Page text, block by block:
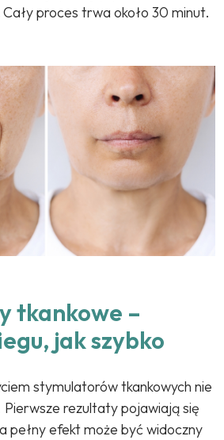
proces trwa około 30 minut.
tkankowe –
jak szybko
stymulatorów tkankowych nie
rezultaty pojawiają się
pełny efekt może być widoczny